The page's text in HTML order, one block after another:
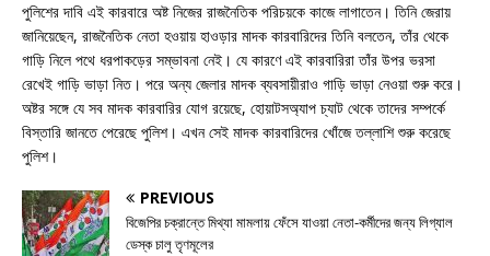
পুলিশের দাবি এই কারবারে অষ্ট নিজের রাজনৈতিক পরিচয়কে কাজে লাগাতেন। তিনি জেরায়
জানিয়েছেন, রাজনৈতিক নেতা হওয়ায় হাওড়ার মাদক কারবারিদের তিনি বলতেন, তাঁর থেকে
গাড়ি নিলে পথে ধরপাকড়ের সম্ভাবনা নেই। যে কারণে এই কারবারিরা তাঁর উপর ভরসা
রেখেই গাড়ি ভাড়া নিত। পরে অন্য জেলার মাদক ব্যবসায়ীরাও গাড়ি ভাড়া নেওয়া শুরু করে।
অষ্টর সঙ্গে যে সব মাদক কারবারির যোগ রয়েছে, হোয়াটসঅ্যাপ চ্যাট থেকে তাদের সম্পর্কে
বিস্তারি জানতে পেরেছে পুলিশ। এখন সেই মাদক কারবারিদের খোঁজে তল্লাশি শুরু করেছে
পুলিশ।
PREVIOUS
বিজেপির চক্রান্তে মিথ্যা মামলায় ফেঁসে যাওয়া নেতা-কর্মীদের জন্য লিগ্যাল
ডেস্ক চালু তৃণমূলের